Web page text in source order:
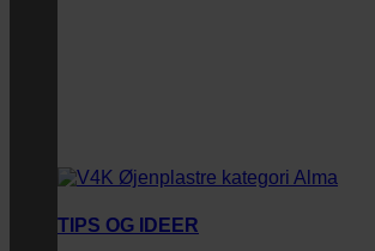
TIPS OG IDEER